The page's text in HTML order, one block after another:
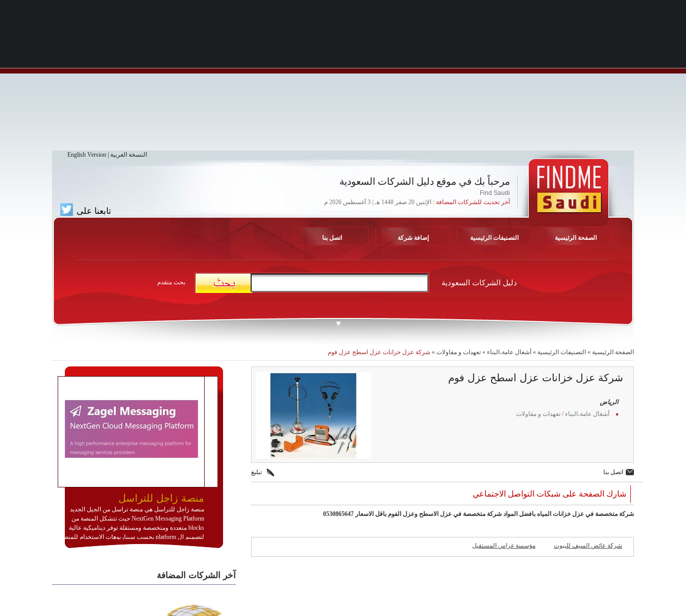
النسخة العربية English Version
مرحباً بك في موقع دليل الشركات السعودية
Find Saudi
آخر تحديث للشركات المضافة : الإثنين 20 صفر 1448 هـ | 3 أغسطس 2026 م
تابعنا على
الصفحة الرئيسية التصنيفات الرئيسية إضافة شركة اتصل بنا
دليل الشركات السعودية بحث متقدم
الصفحة الرئيسية » التصنيفات الرئيسية » أشغال عامة،البناء » تعهدات و مقاولات » شركة عزل خزانات عزل اسطح عزل فوم
شركة عزل خزانات عزل اسطح عزل فوم
الرياض
أشغال عامة،البناء / تعهدات و مقاولات
اتصل بنا تبليغ
شارك الصفحة على شبكات التواصل الاجتماعي
شركة متخصصة في عزل خزانات المياه بافضل المواد شركة متخصصة في عزل الاسطح وعزل الفوم باقل الاسعار 0530865647
شركة عائض السيف للبيوت
مؤسسة غراس المستقبل
منصة زاجل للتراسل
منصة زاجل للتراسل هي منصة تراسل من الجيل الجديد
NextGen Messaging Platform حيث تتشكل المنصة من
blocks متعددة ومتخصصة ومستقلة توفر ديناميكية عالية
لتصميم ال platform بحسب سيناريوهات الاستخدام للمنصة
وتتوافق مع النشر والاستثمار ضمن بيئة استضافة dedicated
تخدم أي سيناريو تراسل مهما كان معقدا عبر إضافة ومعايرة
عناصر ديناميكية (dynamic items) وتجهيز إعدادات التواصل
http://www.plutosms.com/zagel
آخر الشركات المضافة